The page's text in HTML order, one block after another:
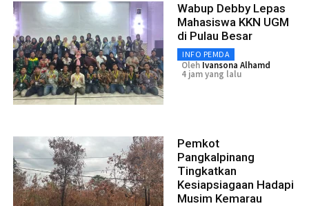
Wabup Debby Lepas
Mahasiswa KKN UGM
di Pulau Besar
INFO PEMDA
Oleh Ivansona Alhamd
4 jam yang lalu
Pemkot
Pangkalpinang
Tingkatkan
Kesiapsiagaan Hadapi
Musim Kemarau